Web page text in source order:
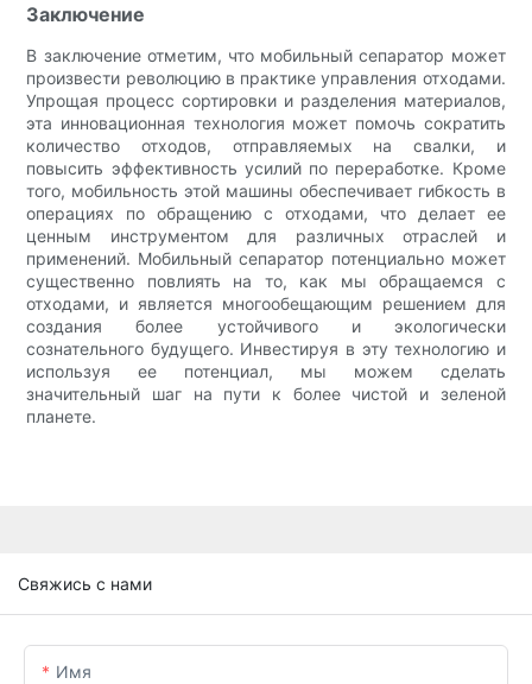
Заключение
В заключение отметим, что мобильный сепаратор может
произвести революцию в практике управления отходами.
Упрощая процесс сортировки и разделения материалов,
эта инновационная технология может помочь сократить
количество отходов, отправляемых на свалки, и
повысить эффективность усилий по переработке. Кроме
того, мобильность этой машины обеспечивает гибкость в
операциях по обращению с отходами, что делает ее
ценным инструментом для различных отраслей и
применений. Мобильный сепаратор потенциально может
существенно повлиять на то, как мы обращаемся с
отходами, и является многообещающим решением для
создания более устойчивого и экологически
сознательного будущего. Инвестируя в эту технологию и
используя ее потенциал, мы можем сделать
значительный шаг на пути к более чистой и зеленой
планете.
Свяжись с нами
Имя